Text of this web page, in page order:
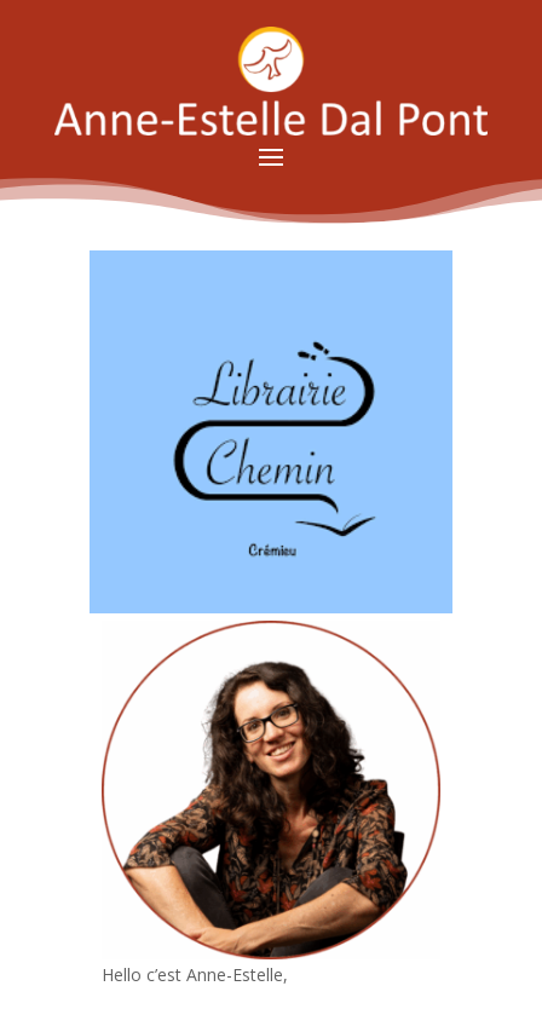
Hello c’est Anne-Estelle,